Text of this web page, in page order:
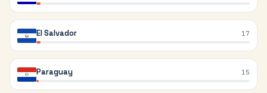
El Salvador 17
Paraguay 15